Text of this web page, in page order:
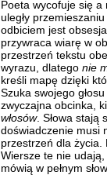
Poeta wycofuje się a
uległy
odbiciem jest
przywraca wiarę w
przestrzeń tekstu
wyrazu, dlatego nie
kreśli mapę dzięki
Szuka swojego
zwyczajna obcinka,
włosów. Słowa stają
doświadczenie musi
przestrzeń dla życia.
Wiersze te nie
mówią w pełnym